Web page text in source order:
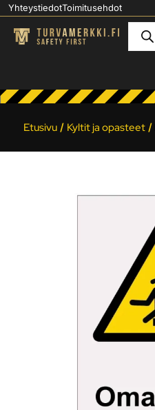
YhteystiedotToimitusehdot
Etusivu/ Kyltit ja opasteet/